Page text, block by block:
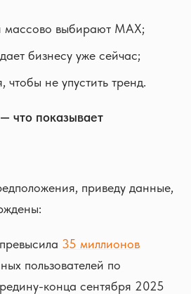
массово выбирают MAX;
бизнесу уже сейчас;
чтобы не упустить тренд.
что показывает
приведу данные,
превысила 35 миллионов
пользователей по
конца сентября 2025